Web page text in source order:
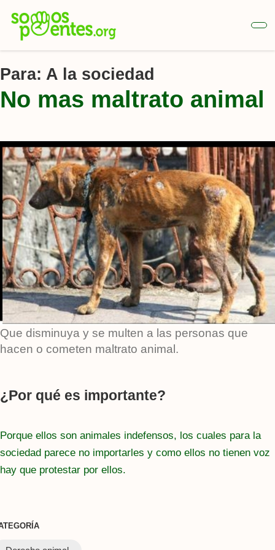
contenido
principal
Para: A la sociedad
No mas maltrato animal
Que disminuya y se multen a las personas que
hacen o cometen maltrato animal.
¿Por qué es importante?
Porque ellos son animales indefensos, los cuales para la
sociedad parece no importarles y como ellos no tienen voz
hay que protestar por ellos.